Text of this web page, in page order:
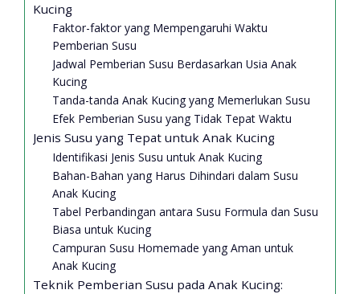
Kucing
Faktor-faktor yang Mempengaruhi Waktu
Pemberian Susu
Jadwal Pemberian Susu Berdasarkan Usia Anak
Kucing
Tanda-tanda Anak Kucing yang Memerlukan Susu
Efek Pemberian Susu yang Tidak Tepat Waktu
Jenis Susu yang Tepat untuk Anak Kucing
Identifikasi Jenis Susu untuk Anak Kucing
Bahan-Bahan yang Harus Dihindari dalam Susu
Anak Kucing
Tabel Perbandingan antara Susu Formula dan Susu
Biasa untuk Kucing
Campuran Susu Homemade yang Aman untuk
Anak Kucing
Teknik Pemberian Susu pada Anak Kucing: